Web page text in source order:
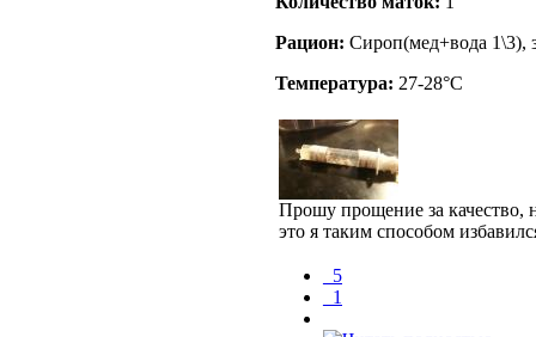
Рацион: Сироп(мед+вода 1\3),
Температура: 27-28°C
Прошу прощение за качество,
это я таким способом
_5
_1